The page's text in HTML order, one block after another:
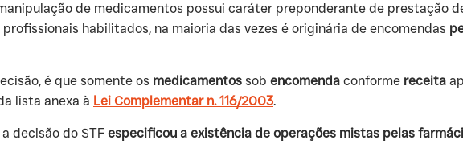
de medicamentos possui caráter preponderante de prestação
habilitados, na maioria das vezes é originária de encomendas
é que somente os medicamentos sob encomenda conforme receita
lista anexa à Lei Complementar n. 116/2003.
decisão do STF especificou a existência de operações mistas pelas